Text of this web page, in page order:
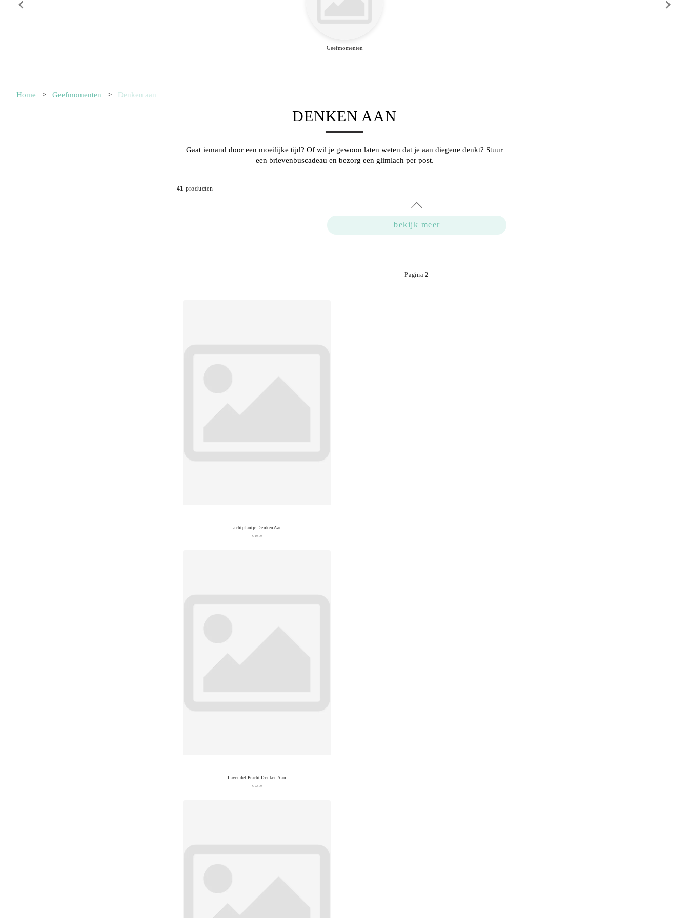
Geefmomenten
Home > Geefmomenten > Denken aan
DENKEN AAN
Gaat iemand door een moeilijke tijd? Of wil je gewoon laten weten dat je aan diegene denkt? Stuur
een brievenbuscadeau en bezorg een glimlach per post.
41 producten
bekijk meer
Pagina2
Lichtplantje Denken Aan
€ 19,99
Lavendel Pracht Denken Aan
€ 22,99